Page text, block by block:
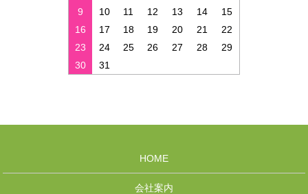
9
10 11 12 13 14
15
16
17 18 19 20 21
22
23
24 25 26 27 28
29
30
31
HOME
会社案内